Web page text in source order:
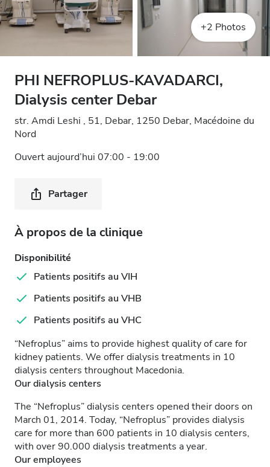
+2 Photos
PHI NEFROPLUS-KAVADARCI,
Dialysis center Debar
str. Amdi Leshi , 51, Debar, 1250 Debar, Macédoine du
Nord
Ouvert aujourd’hui 07:00 - 19:00
Partager
À propos de la clinique
Disponibilité
Patients positifs au VIH
Patients positifs au VHB
Patients positifs au VHC
“Nefroplus” aims to provide highest quality of care for
kidney patients. We offer dialysis treatments in 10
dialysis centers throughout Macedonia.
Our dialysis centers
The “Nefroplus” dialysis centers opened their doors on
March 01, 2014. Today, “Nefroplus” provides dialysis
care for more than 600 patients in 10 dialysis centers,
with over 90.000 dialysis treatments a year.
Our employees